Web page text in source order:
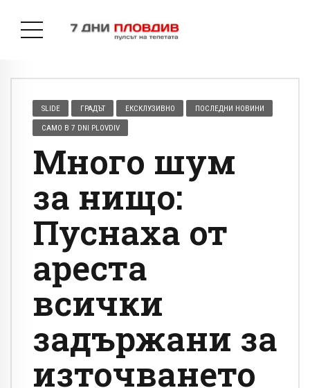
SLIDE ГРАДЪТ ЕКСКЛУЗИВНО ПОСЛЕДНИ НОВИНИ
САМО В 7 DNI PLOVDIV
Много шум
за нищо:
Пуснаха от
ареста
всички
задържани за
източването